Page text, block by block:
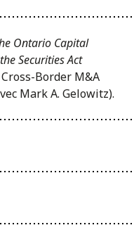
Ontario Capital
Securities Act
Border M&A
Mark A. Gelowitz).